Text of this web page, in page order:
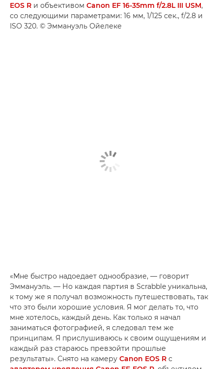
EOS R и объективом Canon EF 16-35mm f/2.8L III USM,
со следующими параметрами: 16 мм, 1/125 сек., f/2.8 и
ISO 320. © Эммануэль Ойелеке
«Мне быстро надоедает однообразие, — говорит
Эммануэль. — Но каждая партия в Scrabble уникальна,
к тому же я получал возможность путешествовать, так
что это были хорошие условия. Я мог делать то, что
мне хотелось, каждый день. Как только я начал
заниматься фотографией, я следовал тем же
принципам. Я прислушиваюсь к своим ощущениям и
каждый раз стараюсь превзойти прошлые
результаты». Снято на камеру Canon EOS R с